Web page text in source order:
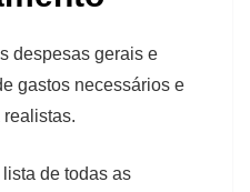
despesas gerais e
gastos necessários e
de todas as